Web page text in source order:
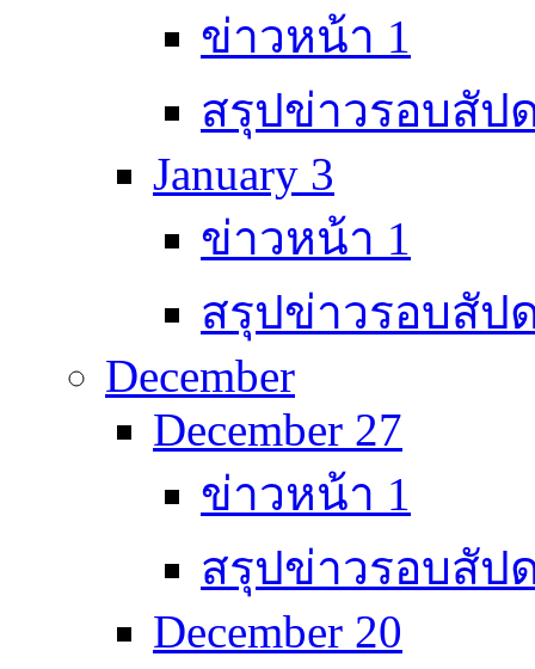
ข่าวหน้า 1
สรุปข่าวรอบสัป
January 3
ข่าวหน้า 1
สรุปข่าวรอบสัป
December
December 27
ข่าวหน้า 1
สรุปข่าวรอบสัป
December 20